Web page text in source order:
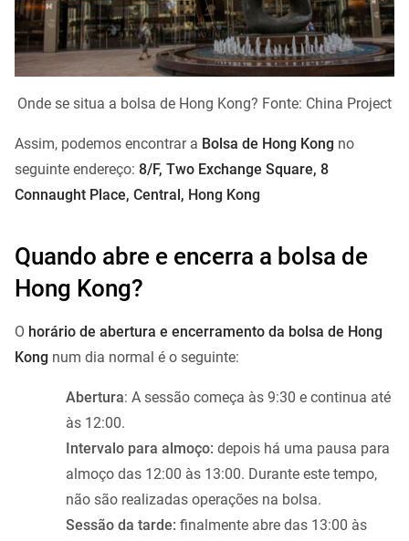
Onde se situa a bolsa de Hong Kong? Fonte: China Project
Assim, podemos encontrar a Bolsa de Hong Kong no
seguinte endereço: 8/F, Two Exchange Square, 8
Connaught Place, Central, Hong Kong
Quando abre e encerra a bolsa de
Hong Kong?
O horário de abertura e encerramento da bolsa de Hong
Kong num dia normal é o seguinte:
Abertura: A sessão começa às 9:30 e continua até
às 12:00.
Intervalo para almoço: depois há uma pausa para
almoço das 12:00 às 13:00. Durante este tempo,
não são realizadas operações na bolsa.
Sessão da tarde: finalmente abre das 13:00 às